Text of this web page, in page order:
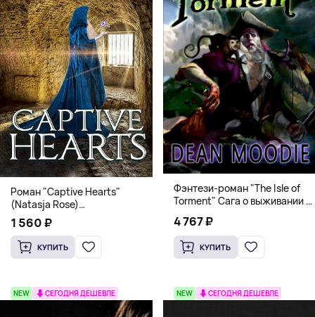
Роман "Captive Hearts"
(Natasja Rose)
Романтическое фэнтези
1 560 ₽
КУПИТЬ
Фэнтези-роман "The Isle of
Torment" Сага о выживании и
4 767 ₽
КУПИТЬ
NEW СЕГОДНЯ ДЕШЕВЛЕ NEW СЕГОДНЯ ДЕШЕВЛЕ